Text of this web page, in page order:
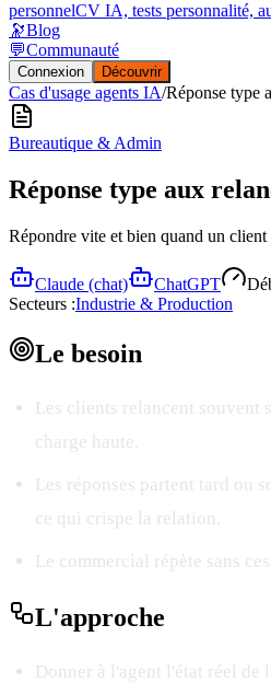
personnelCV IA, tests personnalité,
🔭Blog
💬Communauté
Connexion Découvrir
Cas d'usage agents IA/Réponse type
Bureautique & Admin
Réponse type aux
Répondre vite et bien quand un client
Claude (chat) ChatGPT
Secteurs :Industrie & Production
Le besoin
Les clients relancent souvent
charge haute.
Les réponses partent tard ou
ce qui crispe la relation.
Le commercial répète sans
L'approche
Donner à l'agent l'état réel de